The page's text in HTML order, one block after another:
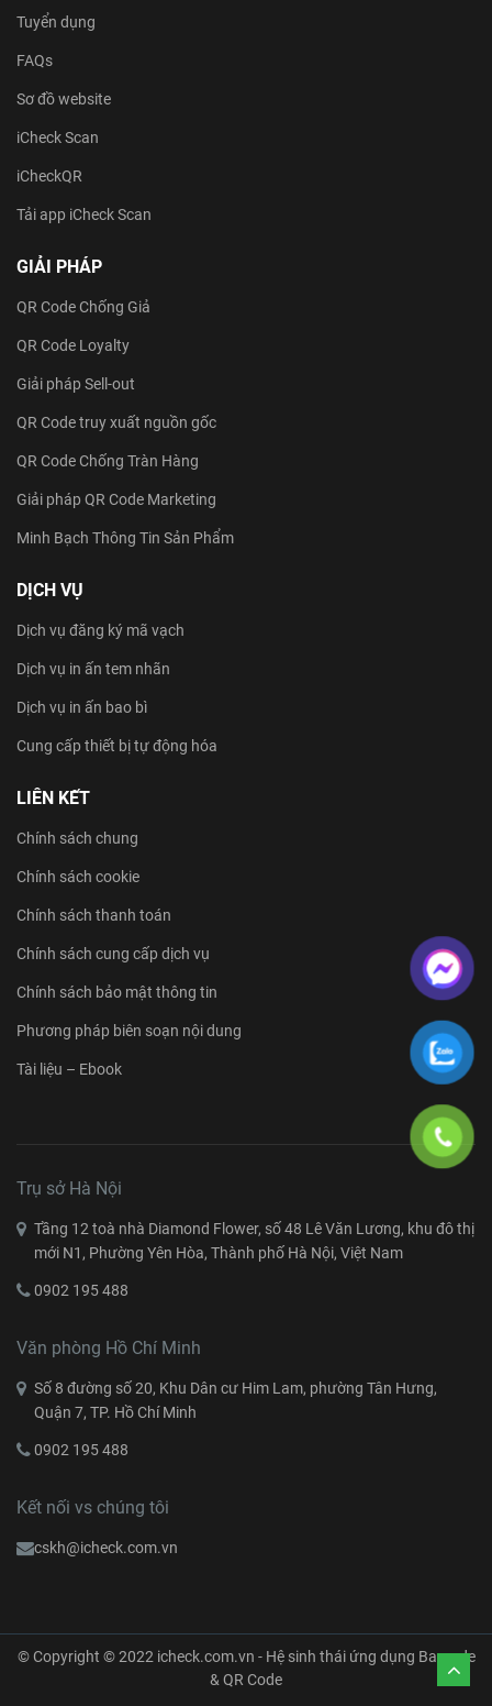
Tuyển dụng
FAQs
Sơ đồ website
iCheck Scan
iCheckQR
Tải app iCheck Scan
GIẢI PHÁP
QR Code Chống Giả
QR Code Loyalty
Giải pháp Sell-out
QR Code truy xuất nguồn gốc
QR Code Chống Tràn Hàng
Giải pháp QR Code Marketing
Minh Bạch Thông Tin Sản Phẩm
DỊCH VỤ
Dịch vụ đăng ký mã vạch
Dịch vụ in ấn tem nhãn
Dịch vụ in ấn bao bì
Cung cấp thiết bị tự động hóa
LIÊN KẾT
Chính sách chung
Chính sách cookie
Chính sách thanh toán
Chính sách cung cấp dịch vụ
Chính sách bảo mật thông tin
Phương pháp biên soạn nội dung
Tài liệu – Ebook
Trụ sở Hà Nội
Tầng 12 toà nhà Diamond Flower, số 48 Lê Văn Lương, khu đô thị
mới N1, Phường Yên Hòa, Thành phố Hà Nội, Việt Nam
0902 195 488
Văn phòng Hồ Chí Minh
Số 8 đường số 20, Khu Dân cư Him Lam, phường Tân Hưng,
Quận 7, TP. Hồ Chí Minh
0902 195 488
Kết nối vs chúng tôi
cskh@icheck.com.vn
© Copyright © 2022 icheck.com.vn - Hệ sinh thái ứng dụng Barcode
& QR Code